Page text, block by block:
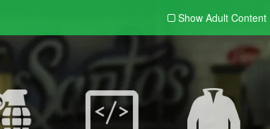
Show Adult Content